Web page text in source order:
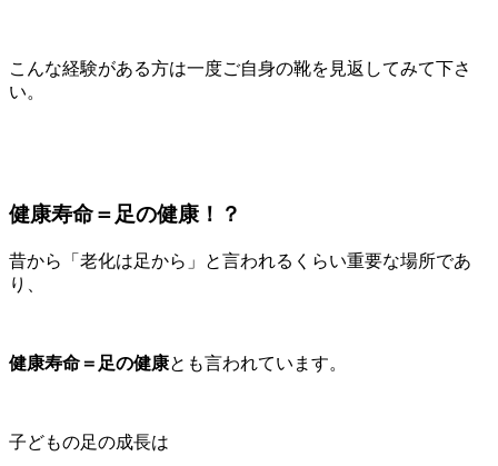
こんな経験がある方は一度ご自身の靴を見返してみて下さ
い。
健康寿命＝足の健康！？
昔から「老化は足から」と言われるくらい重要な場所であ
り、
健康寿命＝足の健康とも言われています。
子どもの足の成長は